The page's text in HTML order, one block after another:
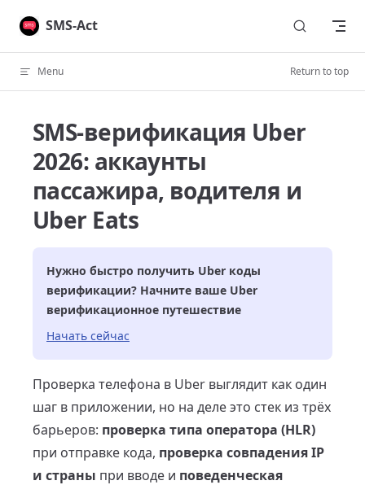
Skip to content
SMS-Act
Menu Return to top
SMS-верификация Uber
2026: аккаунты
пассажира, водителя и
Uber Eats
Нужно быстро получить Uber коды
верификации? Начните ваше Uber
верификационное путешествие
Начать сейчас
Проверка телефона в Uber выглядит как один
шаг в приложении, но на деле это стек из трёх
барьеров: проверка типа оператора (HLR)
при отправке кода, проверка совпадения IP
и страны при вводе и поведенческая